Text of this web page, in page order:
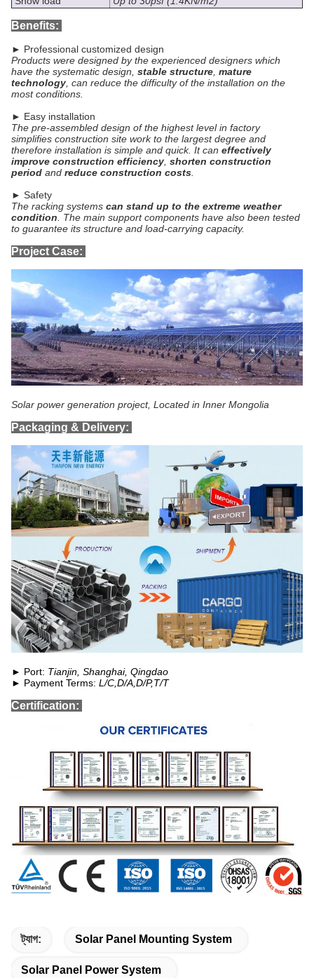
Benefits:
► Professional customized design
Products were designed by the experienced designers which
have the systematic design, stable structure mature
technology , can reduce the difficulty of the installation on the
most conditions.
► Easy installation
The pre-assembled design of the highest level in factory
simplifies construction site work to the largest degree and
therefore installation is simple and quick. It can effectively
improve construction efficiency shorten construction
period and reduce construction costs
► Safety
The racking systems can stand up to the extreme weather
condition . The main support components have also been tested
to guarantee its structure and load-carrying capacity.
Project Case:
Solar power generation project, Located in Inner Mongolia
Packaging & Delivery:
► Port: Tianjin, Shanghai, Qingdao
► Payment Terms: L/C,D/A,D/P,T/T
Certification:
ট্যাগ: Solar Panel Mounting System
Solar Panel Power System